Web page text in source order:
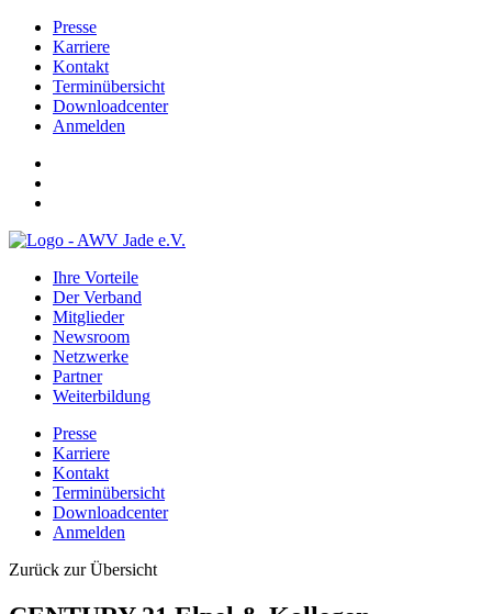
Presse
Karriere
Kontakt
Terminübersicht
Downloadcenter
Anmelden
Ihre Vorteile
Der Verband
Mitglieder
Newsroom
Netzwerke
Partner
Weiterbildung
Presse
Karriere
Kontakt
Terminübersicht
Downloadcenter
Anmelden
Zurück zur Übersicht